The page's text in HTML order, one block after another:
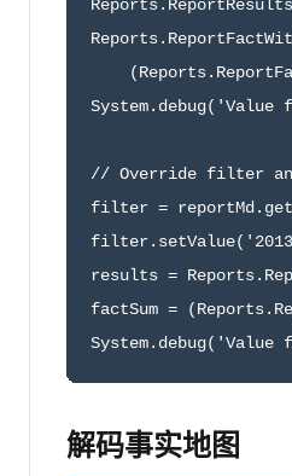
// Override filter
filter =
results =
factSum =
解码事实地图